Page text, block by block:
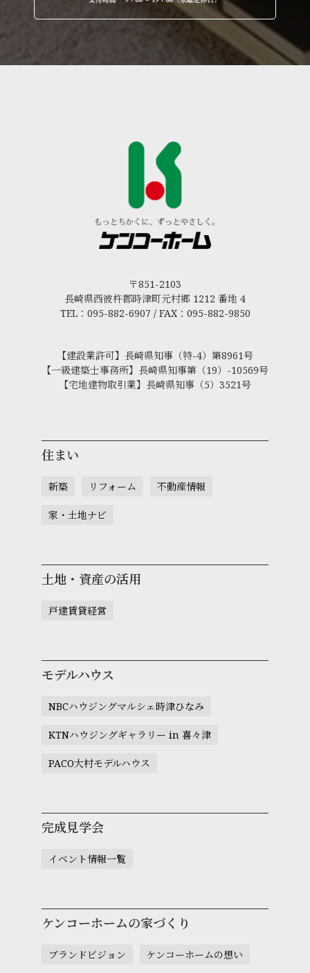
〒851-2103
長崎県西彼杵郡時津町元村郷 1212 番地 4
TEL：095-882-6907 / FAX：095-882-9850
【建設業許可】長崎県知事（特-4）第8961号
【一級建築士事務所】長崎県知事第（19）-10569号
【宅地建物取引業】長崎県知事（5）3521号
住まい
新築 リフォーム 不動産情報
家・土地ナビ
土地・資産の活用
戸建賃貸経営
モデルハウス
NBCハウジングマルシェ時津ひなみ
KTNハウジングギャラリー in 喜々津
PACO大村モデルハウス
完成見学会
イベント情報一覧
ケンコーホームの家づくり
ブランドビジョン ケンコーホームの想い